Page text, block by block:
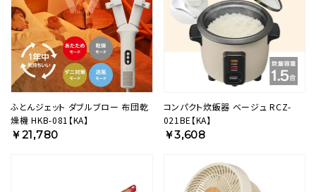
ふとんジェット ダブルブロー 布団乾
燥機 HKB-081【KA】
￥21,780
コンパクト炊飯器 ベージュ RCZ-
021BE【KA】
￥3,608